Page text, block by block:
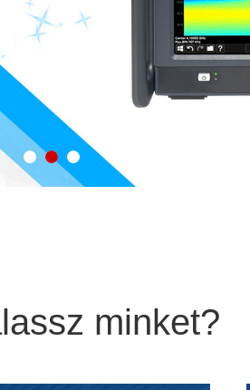
minket?